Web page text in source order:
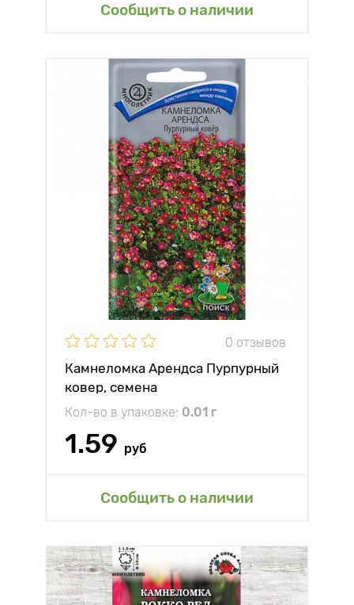
Сообщить о наличии
0 отзывов
Камнеломка Арендса Пурпурный
ковер, семена
Кол-во в упаковке: 0.01 г
1.59 руб
Сообщить о наличии